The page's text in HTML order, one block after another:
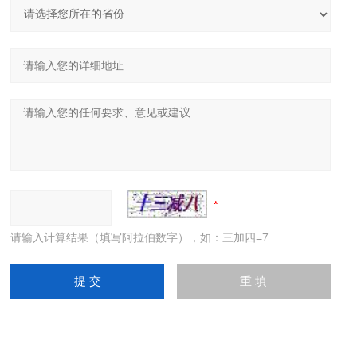
请输入计算结果（填写阿拉伯数字），如：三加四=7